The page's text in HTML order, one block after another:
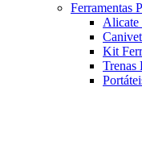
Ferramentas
Alicate
Kit
Trenas